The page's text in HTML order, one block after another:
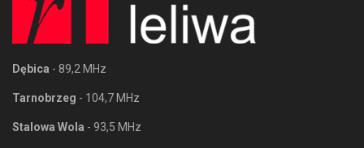
Dębica - 89,2 MHz
Tarnobrzeg - 104,7 MHz
Stalowa Wola - 93,5 MHz